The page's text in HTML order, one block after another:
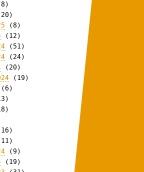
(8)
(12)
(51)
(24)
(20)
(19)
(6)
(9)
(19)